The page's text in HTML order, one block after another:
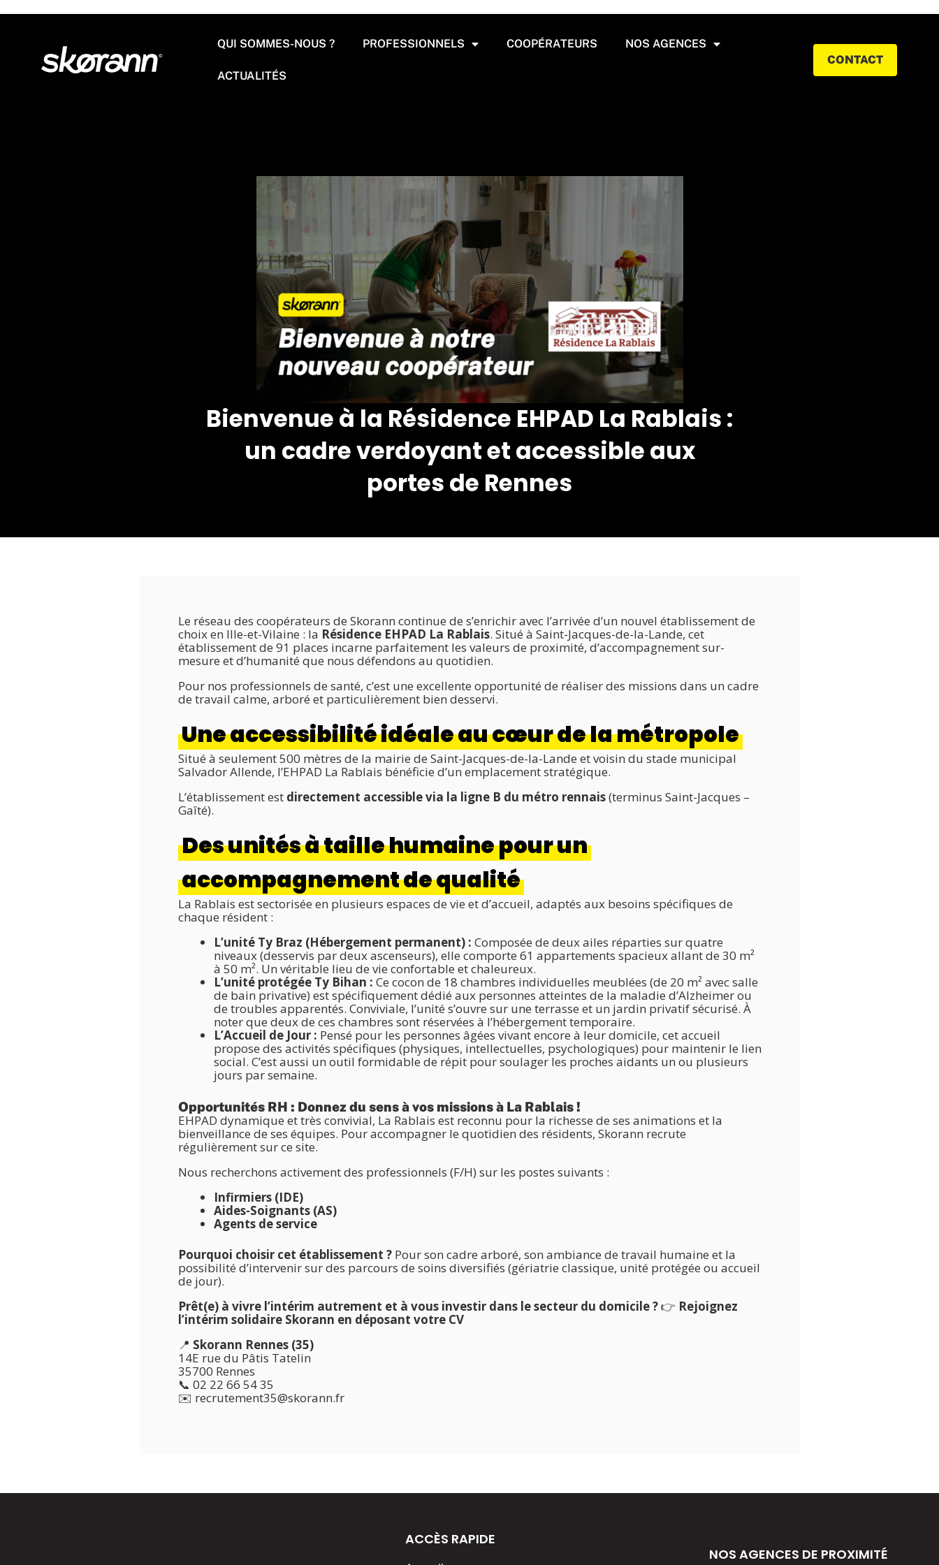
QUI SOMMES-NOUS ?
PROFESSIONNELS COOPÉRATEURS NOS AGENCES
ACTUALITÉS
CONTACT
Bienvenue à la Résidence EHPAD La Rablais :
un cadre verdoyant et accessible aux
portes de Rennes
Le réseau des coopérateurs de Skorann continue de s’enrichir avec l’arrivée d’un nouvel établissement de
choix en Ille-et-Vilaine : la Résidence EHPAD La Rablais. Situé à Saint-Jacques-de-la-Lande, cet
établissement de 91 places incarne parfaitement les valeurs de proximité, d’accompagnement sur-
mesure et d’humanité que nous défendons au quotidien.
Pour nos professionnels de santé, c’est une excellente opportunité de réaliser des missions dans un cadre
de travail calme, arboré et particulièrement bien desservi.
Une accessibilité idéale au cœur de la métropole
Situé à seulement 500 mètres de la mairie de Saint-Jacques-de-la-Lande et voisin du stade municipal
Salvador Allende, l’EHPAD La Rablais bénéficie d’un emplacement stratégique.
L’établissement est directement accessible via la ligne B du métro rennais(terminus Saint-Jacques –
Gaîté).
Des unités à taille humaine pour un
accompagnement de qualité
La Rablais est sectorisée en plusieurs espaces de vie et d’accueil, adaptés aux besoins spécifiques de
chaque résident :
L’unité Ty Braz (Hébergement permanent) : Composée de deux ailes réparties sur quatre
niveaux (desservis par deux ascenseurs), elle comporte 61 appartements spacieux allant de 30 m²
à 50 m². Un véritable lieu de vie confortable et chaleureux.
L’unité protégée Ty Bihan : Ce cocon de 18 chambres individuelles meublées (de 20 m² avec salle
de bain privative) est spécifiquement dédié aux personnes atteintes de la maladie d’Alzheimer ou
de troubles apparentés. Conviviale, l’unité s’ouvre sur une terrasse et un jardin privatif sécurisé. À
noter que deux de ces chambres sont réservées à l’hébergement temporaire.
L’Accueil de Jour : Pensé pour les personnes âgées vivant encore à leur domicile, cet accueil
propose des activités spécifiques (physiques, intellectuelles, psychologiques) pour maintenir le lien
social. C’est aussi un outil formidable de répit pour soulager les proches aidants un ou plusieurs
jours par semaine.
Opportunités RH : Donnez du sens à vos missions à La Rablais !
EHPAD dynamique et très convivial, La Rablais est reconnu pour la richesse de ses animations et la
bienveillance de ses équipes. Pour accompagner le quotidien des résidents, Skorann recrute
régulièrement sur ce site.
Nous recherchons activement des professionnels (F/H) sur les postes suivants :
Infirmiers (IDE)
Aides-Soignants (AS)
Agents de service
Pourquoi choisir cet établissement ?Pour son cadre arboré, son ambiance de travail humaine et la
possibilité d’intervenir sur des parcours de soins diversifiés (gériatrie classique, unité protégée ou accueil
de jour).
Prêt(e) à vivre l’intérim autrement et à vous investir dans le secteur du domicile ?👉 Rejoignez
l’intérim solidaire Skorann en déposant votre CV
📍 Skorann Rennes (35)
14E rue du Pâtis Tatelin
35700 Rennes
📞 02 22 66 54 35
✉️ recrutement35@skorann.fr
ACCÈS RAPIDE
NOS AGENCES DE PROXIMITÉ